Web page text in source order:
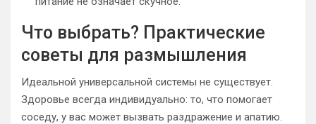
Что выбрать? Практические
советы для размышления
Идеальной универсальной системы не существует.
Здоровье всегда индивидуально: то, что помогает
соседу, у вас может вызвать раздражение и апатию.